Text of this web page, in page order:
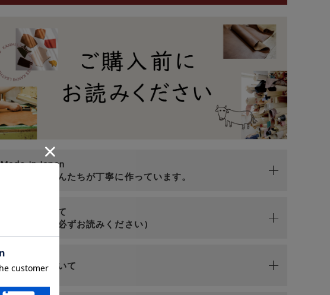
Made in Japan
日本の職人さんたちが丁寧に作っています。
レザーについて
（ご購入前に必ずお読みください）
お取扱いについて